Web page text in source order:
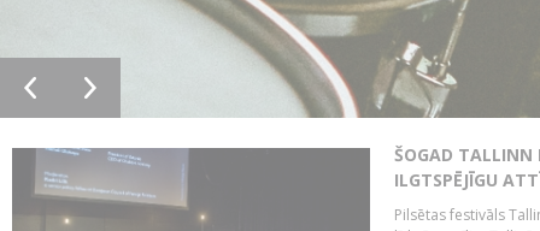
ŠOGAD TALLINN
ILGTSPĒJĪGU
Pilsētas festivāls